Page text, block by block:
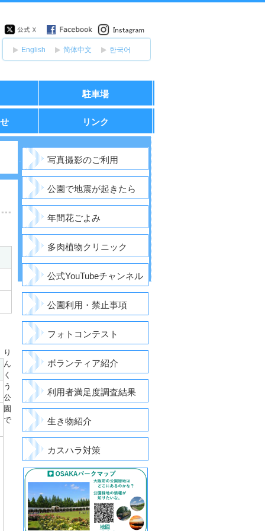
English 简体中文 한국어
駐車場
リンク
り
ん
く
う
公
園
で
ブ
メ
ニ
ュ
ー
写真撮影のご利用
公園で地震が起きたら
年間花ごよみ
多肉植物クリニック
公式YouTubeチャンネル
公園利用・禁止事項
フォトコンテスト
ボランティア紹介
利用者満足度調査結果
生き物紹介
カスハラ対策